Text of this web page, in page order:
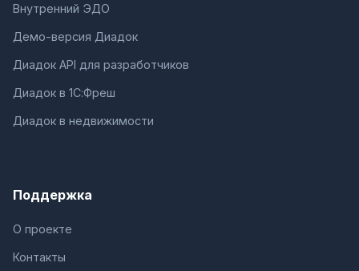
Внутренний ЭДО
Демо-версия Диадок
Диадок API для разработчиков
Диадок в 1С:Фреш
Диадок в недвижимости
Поддержка
О проекте
Контакты